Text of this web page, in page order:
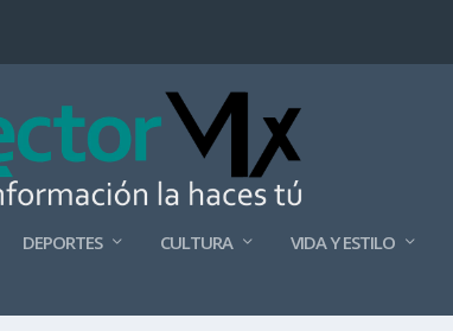
DEPORTES CULTURA VIDA Y ESTILO